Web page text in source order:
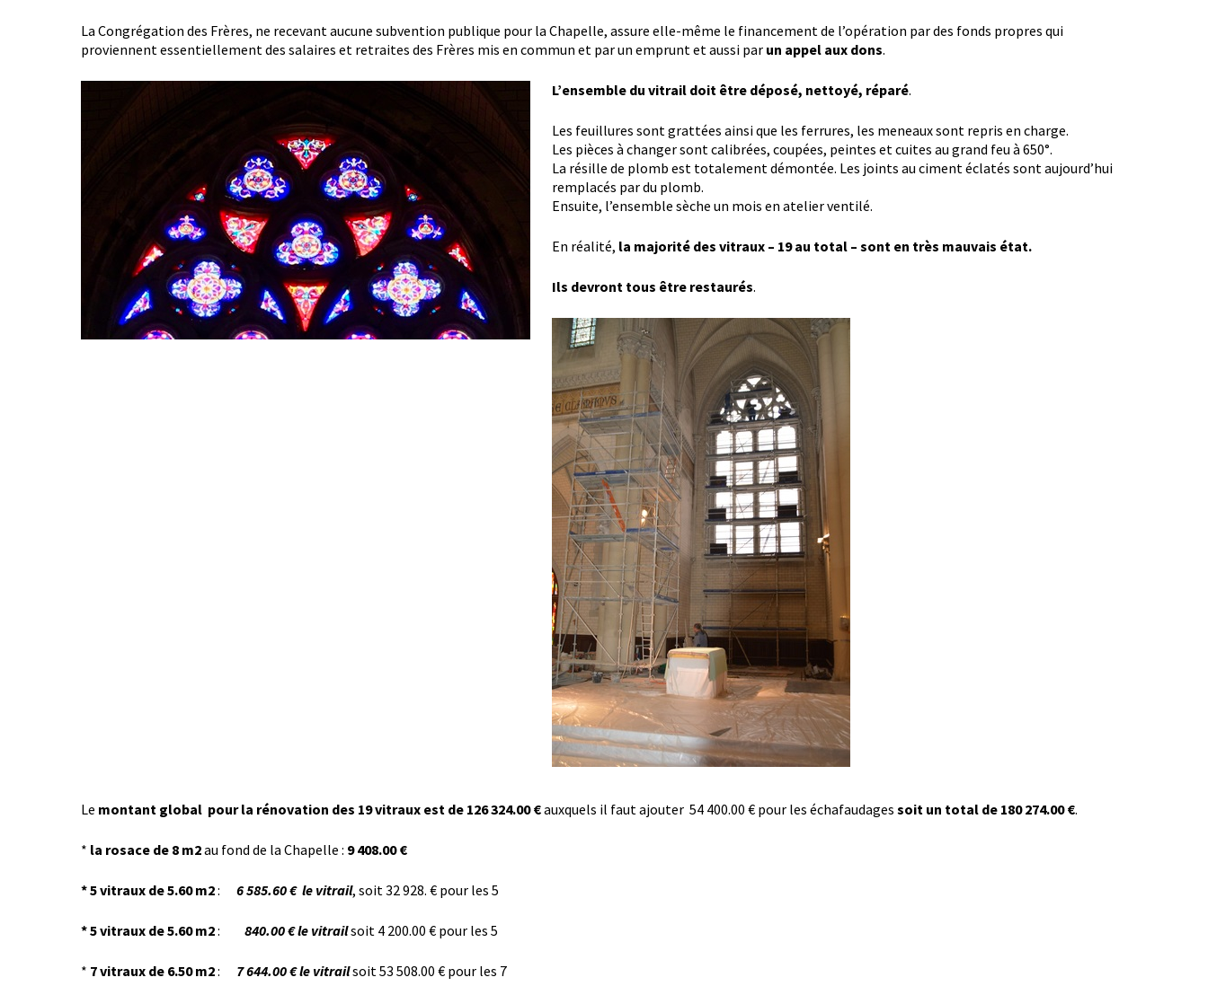
La Congrégation des Frères, ne recevant aucune subvention publique pour la Chapelle, assure elle-même le financement de l’opération par des fonds propres qui
proviennent essentiellement des salaires et retraites des Frères mis en commun et par un emprunt et aussi par un appel aux dons.
L’ensemble du vitrail doit être déposé, nettoyé, réparé.
Les feuillures sont grattées ainsi que les ferrures, les meneaux sont repris en charge.
Les pièces à changer sont calibrées, coupées, peintes et cuites au grand feu à 650°.
La résille de plomb est totalement démontée. Les joints au ciment éclatés sont aujourd’hui
remplacés par du plomb.
Ensuite, l’ensemble sèche un mois en atelier ventilé.
En réalité, la majorité des vitraux – 19 au total – sont en très mauvais état.
Ils devront tous être restaurés.
Le montant global pour la rénovation des 19 vitraux est de 126 324.00 €auxquels il faut ajouter 54 400.00 € pour les échafaudages soit un total de 180 274.00 €.
* la rosace de 8 m2au fond de la Chapelle : 9 408.00 €
* 5 vitraux de 5.60 m2: 6 585.60 € le vitrail, soit 32 928. € pour les 5
* 5 vitraux de 5.60 m2: 840.00 € le vitrailsoit 4 200.00 € pour les 5
* 7 vitraux de 6.50 m2: 7 644.00 € le vitrailsoit 53 508.00 € pour les 7